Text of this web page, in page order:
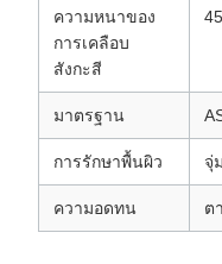
ความหนาของ
การเคลือบ
สังกะสี
มาตรฐาน
การรักษาพื้นผิว จุ่
ความอดทน ต